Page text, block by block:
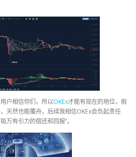
户相信你们，所以OKEx才能有现在的地位，假
天然也能覆舟，后续我相信OKEx会负起责任
万有引力的偿还和回报”。